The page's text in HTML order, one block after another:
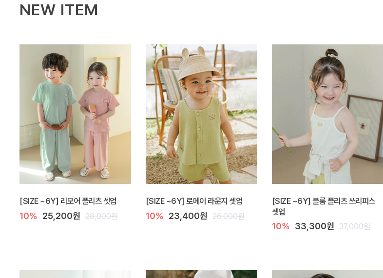
NEW ITEM
[SIZE ~6Y] 리모어 플리츠 셋업
10% 25,200원 28,000원
[SIZE ~6Y] 로메이 라운지 셋업
10% 23,400원 26,000원
[SIZE ~6Y] 블룸 플리츠 쓰리피스
셋업
10% 33,300원 37,000원